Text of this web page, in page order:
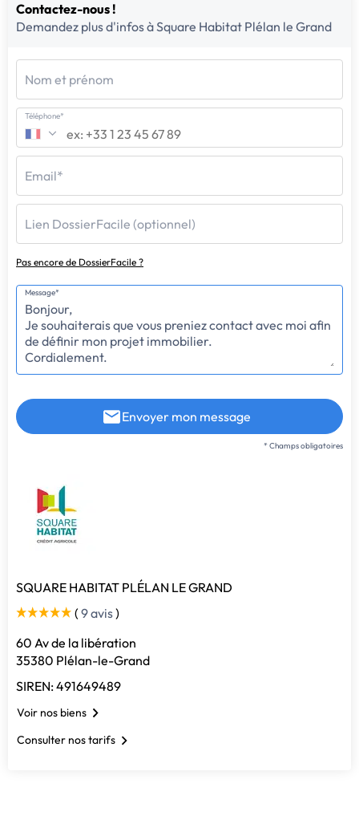
Contactez-nous !
Demandez plus d'infos à Square Habitat Plélan le Grand
Nom et prénom
Téléphone*
Email*
Lien DossierFacile (optionnel)
Pas encore de DossierFacile ?
Message*
Envoyer mon message
* Champs obligatoires
SQUARE HABITAT PLÉLAN LE GRAND
( 9 avis)
60 Av de la libération
35380 Plélan-le-Grand
SIREN: 491649489
Voir nos biens
Consulter nos tarifs